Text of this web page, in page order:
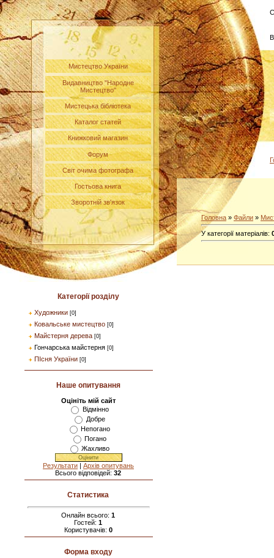
Мистецтво України
Видавництво "Народне
Мистецтво"
Мистецька бібліотека
Каталог статей
Книжковий магазин
Форум
Світ очима фотографа
Гостьова книга
Зворотній зв'язок
Категорії розділу
Художники [0]
Ковальське мистецтво [0]
Майстерня дерева [0]
Гончарська майстерня [0]
ПІсня України [0]
Наше опитування
Оцініть мій сайт
Відмінно
Добре
Непогано
Погано
Жахливо
Результати | Архів опитувань
Всього відповідей:32
Статистика
Онлайн всього:1
Гостей:1
Користувачів: 0
Форма входу
Головна » Файли »
У категорії матеріалів: